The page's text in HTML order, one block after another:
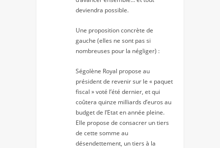
deviendra possible.
Une proposition concrète de
gauche (elles ne sont pas si
nombreuses pour la négliger) :
Ségolène Royal propose au
président de revenir sur le « paquet
fiscal » voté l’été dernier, et qui
coûtera quinze milliards d’euros au
budget de l’Etat en année pleine.
Elle propose de consacrer un tiers
de cette somme au
désendettement, un tiers à la